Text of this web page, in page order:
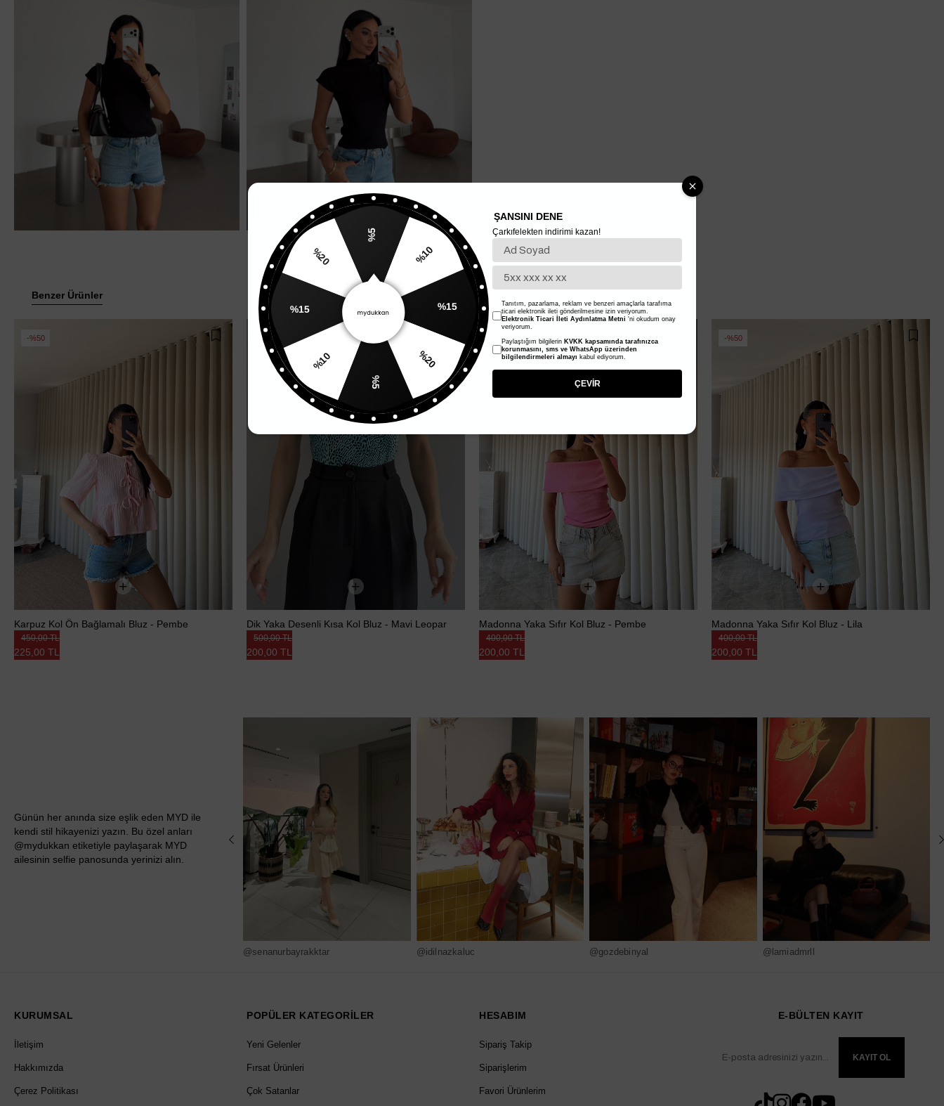
Benzer Ürünler
%50
Karpuz Kol Ön Bağlamalı Bluz - Pembe
225,00 TL
450,00 TL
%60
Dik Yaka Desenli Kısa Kol Bluz - Mavi Leopar
200,00 TL
500,00 TL
%50
Madonna Yaka Sıfır Kol Bluz - Pembe
200,00 TL
400,00 TL
%50
Madonna Yaka Sıfır Kol Bluz - Lila
200,00 TL
400,00 TL
Günün her anında size eşlik eden MYD ile
kendi stil hikayenizi yazın. Bu özel anları
@mydukkan etiketiyle paylaşarak MYD
ailesinin selfie panosunda yerinizi alın.
@senanurbayrakktar @idilnazkaluc @gozdebinyal @lamiadmrll
KURUMSAL
İletişim
Hakkımızda
Çerez Politikası
POPÜLER KATEGORİLER
Yeni Gelenler
Fırsat Ürünleri
Çok Satanlar
HESABIM
Sipariş Takip
Siparişlerim
Favori Ürünlerim
E-BÜLTEN KAYIT
KAYIT OL
%5
%10
%15
%20
%5
%10
%15
%20
ŞANSINI DENE
Çarkıfelekten indirimi kazan!
Tanıtım, pazarlama, reklam ve benzeri amaçlarla tarafıma
ticari elektronik ileti gönderilmesine izin veriyorum.
Elektronik Ticari İleti Aydınlatma Metni 'ni okudum onay
veriyorum.
Paylaştığım bilgilerin KVKK kapsamında tarafınızca
korunmasını, sms ve WhatsApp üzerinden
bilgilendirmeleri almayı kabul ediyorum.
ÇEVİR